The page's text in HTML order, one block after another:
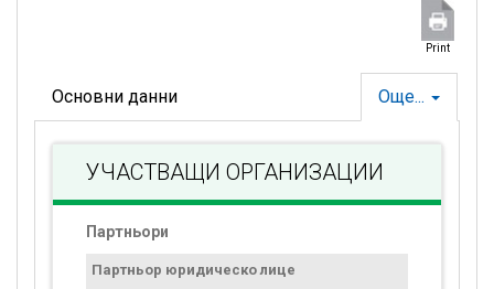
Print
Още...
Основни данни
УЧАСТВАЩИ ОРГАНИЗАЦИИ
Партньори
Партньор юридическо лице